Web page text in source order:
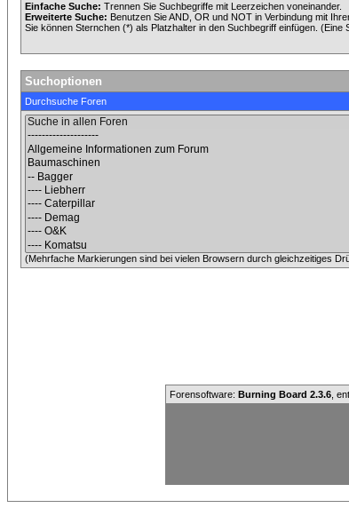
Einfache Suche: Trennen Sie Suchbegriffe mit Leerzeichen voneinander.
Erweiterte Suche: Benutzen Sie AND, OR und NOT in Verbindung mit
Sie können Sternchen (*) als Platzhalter in den Suchbegriff einfügen. (Eine
Suchoptionen
Durchsuche Foren
(Mehrfache Markierungen sind bei vielen Browsern durch gleichzeitiges
Forensoftware: Burning Board 2.3.6 ,